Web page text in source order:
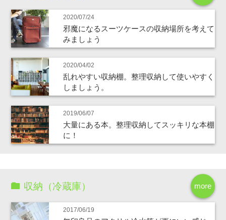
2020/07/24
邪魔になるスーツケースの収納場所を考えて
みましょう
2020/04/02
乱れやすい収納棚。整理収納して使いやすく
しましょう。
2019/06/07
大量にある本。整理収納してスッキリな本棚
に！
more
収納（冷蔵庫）
2017/06/19